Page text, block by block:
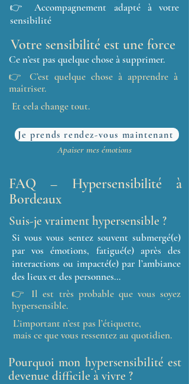
👉 Accompagnement adapté à votre
sensibilité
Votre sensibilité est une force
Ce n’est pas quelque chose à supprimer.
👉 C’est quelque chose à apprendre à
maîtriser.
Et cela change tout.
Je prends rendez-vous maintenant
Apaiser mes émotions
FAQ – Hypersensibilité à
Bordeaux
Suis-je vraiment hypersensible ?
Si vous vous sentez souvent submergé(e)
par vos émotions, fatigué(e) après des
interactions ou impacté(e) par l’ambiance
des lieux et des personnes…
👉 Il est très probable que vous soyez
hypersensible.
L’important n’est pas l’étiquette,
mais ce que vous ressentez au quotidien.
Pourquoi mon hypersensibilité est
devenue difficile à vivre ?